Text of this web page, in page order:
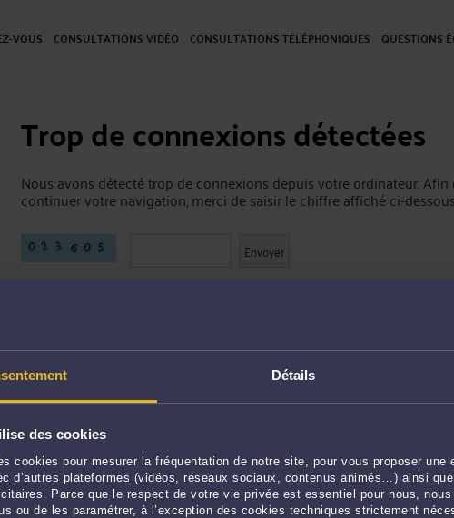
Détails
des cookies
cookies pour mesurer la fréquentation de notre site, pour vous proposer une
d’autres plateformes (vidéos, réseaux sociaux, contenus animés…) ainsi
Parce que le respect de votre vie privée est essentiel pour nous,
ou de les paramétrer, à l’exception des cookies techniques strictement
VOUS CONSULTATIONS VIDÉO CONSULTATIONS TÉLÉPHONIQUES QUESTIONS
Trop de connexions détectées
Nous avons détecté trop de connexions depuis votre ordinateur.
continuer votre navigation, merci de saisir le chiffre affiché ci-